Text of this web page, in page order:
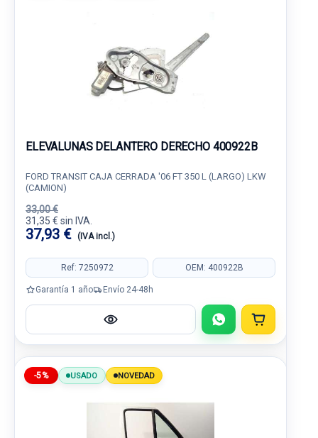
ELEVALUNAS DELANTERO DERECHO 400922B
FORD TRANSIT CAJA CERRADA '06 FT 350 L (LARGO) LKW
(CAMION)
33,00 €
31,35 € sin IVA.
37,93 € (IVA incl.)
Ref: 7250972 OEM: 400922B
Garantía 1 año Envío 24-48h
-5% USADO NOVEDAD